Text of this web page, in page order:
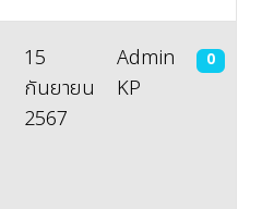
15
กันยายน
2567
Admin
KP
0